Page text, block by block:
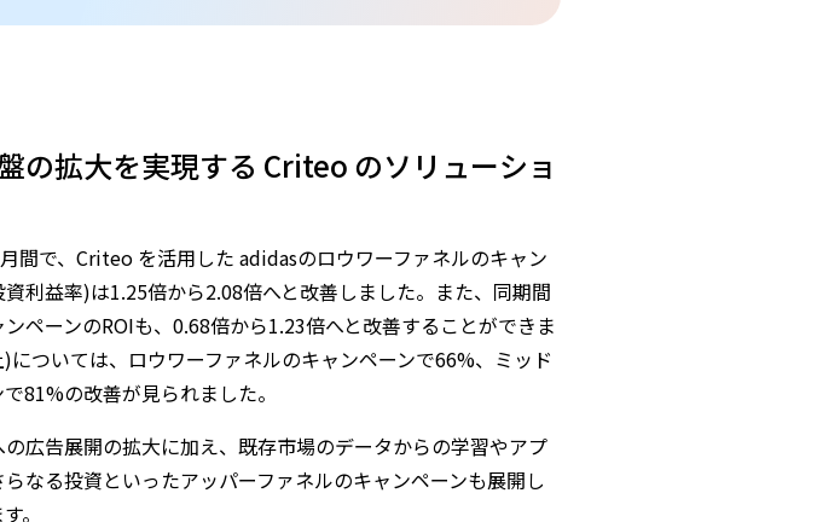
の拡大を実現する Criteo のソリューショ
間で、Criteo を活用した adidasのロウワーファネルのキャン
利益率)は1.25倍から2.08倍へと改善しました。また、同期間
ペーンのROIも、0.68倍から1.23倍へと改善することができま
については、ロウワーファネルのキャンペーンで66%、ミッド
81%の改善が見られました。
広告展開の拡大に加え、既存市場のデータからの学習やアプ
なる投資といったアッパーファネルのキャンペーンも展開し
。